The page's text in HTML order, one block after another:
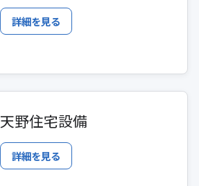
詳細を見る
天野住宅設備
詳細を見る